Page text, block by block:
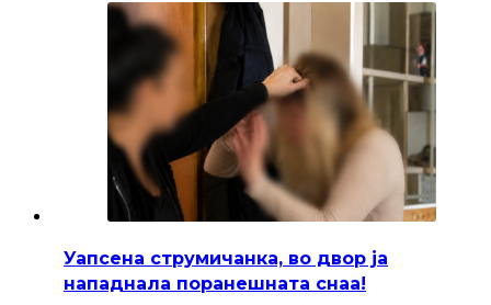
Уапсена струмичанка, во двор ја
нападнала поранешната снаа!